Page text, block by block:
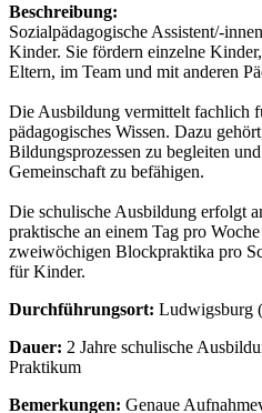
Beschreibung:
Sozialpädagogische Assistent/-
Kinder. Sie fördern einzelne
Eltern, im Team und mit anderen
Die Ausbildung vermittelt fachlich
pädagogisches Wissen. Dazu
Bildungsprozessen zu begleiten
Gemeinschaft zu befähigen.
Die schulische Ausbildung erfolgt
praktische an einem Tag pro
zweiwöchigen Blockpraktika pro
für Kinder.
Durchführungsort: Ludwigsburg
Dauer: 2 Jahre schulische
Praktikum
Bemerkungen: Genaue